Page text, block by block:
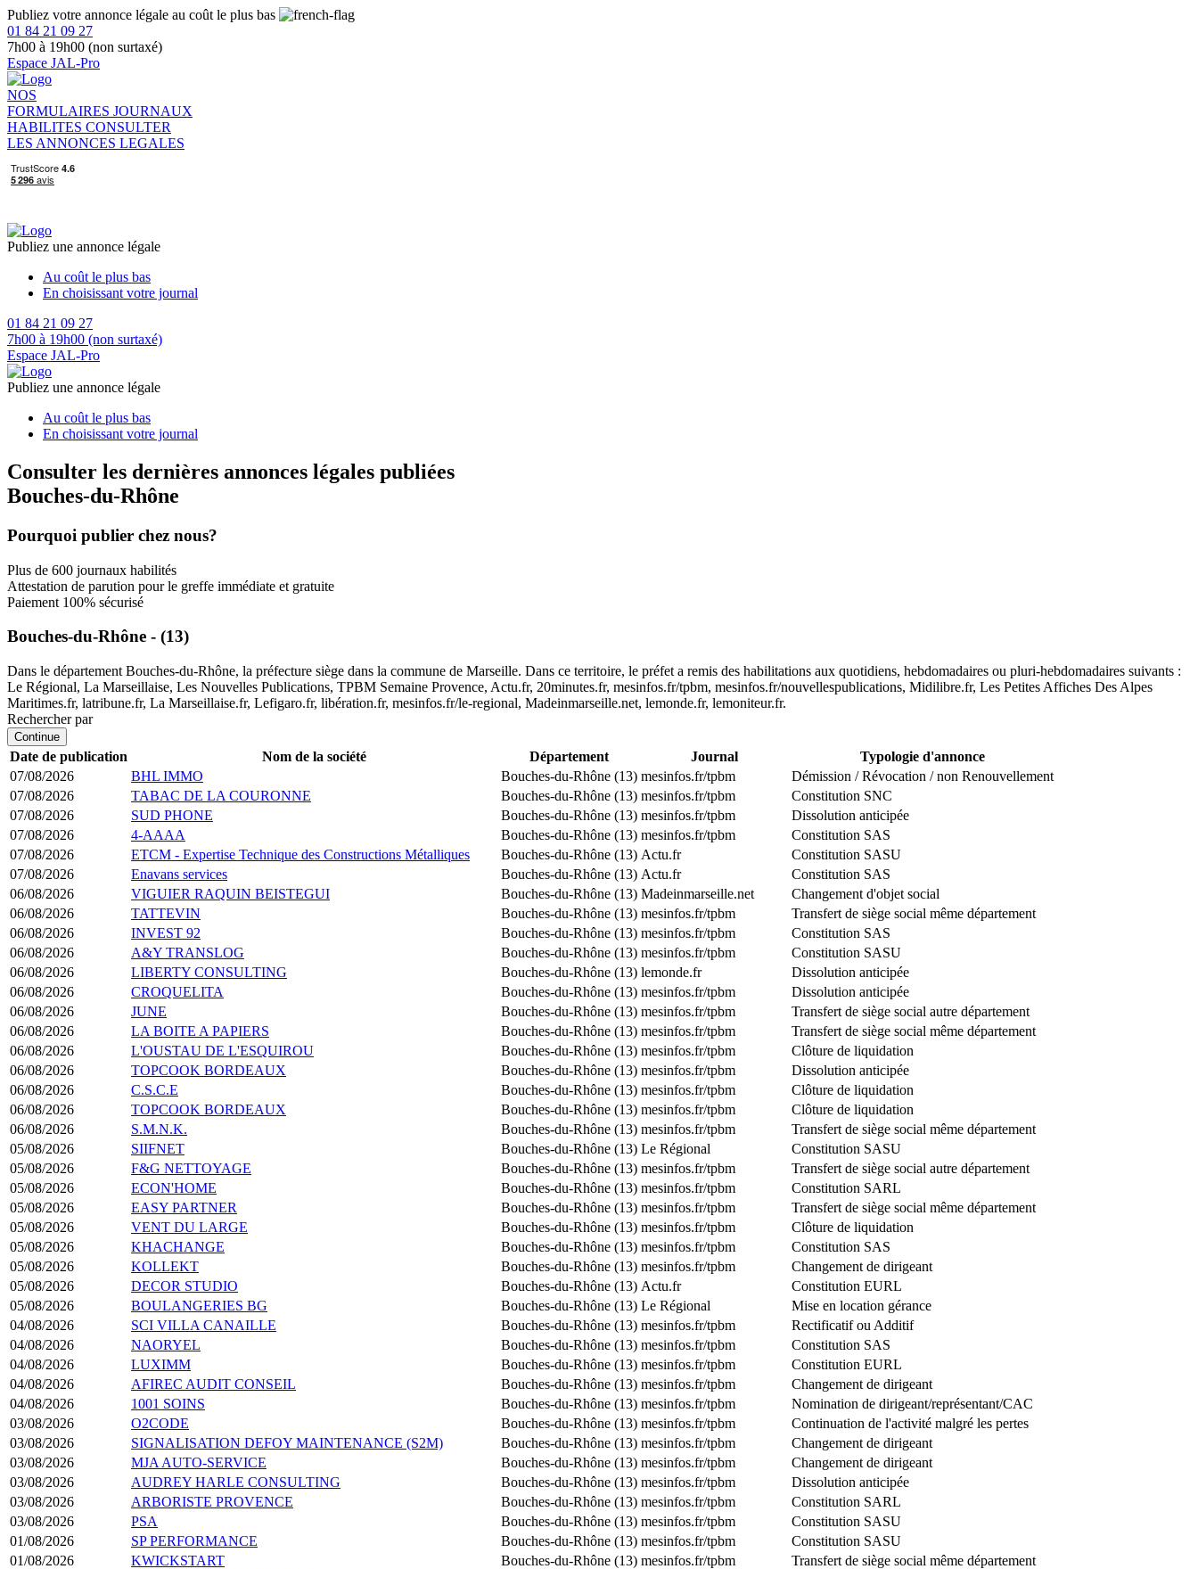
Publiez votre annonce légale au coût le plus bas
01 84 21 09 27
7h00 à 19h00 (non surtaxé)
Espace JAL-Pro
NOS
FORMULAIRES JOURNAUX
HABILITES CONSULTER
LES ANNONCES LEGALES
Publiez une annonce légale
Au coût le plus bas
En choisissant votre journal
01 84 21 09 27
7h00 à 19h00 (non surtaxé)
Espace JAL-Pro
Publiez une annonce légale
Au coût le plus bas
En choisissant votre journal
Consulter les dernières annonces légales publiées
Bouches-du-Rhône
Pourquoi publier chez nous?
Plus de 600 journaux habilités
Attestation de parution pour le greffe immédiate et gratuite
Paiement 100% sécurisé
Bouches-du-Rhône - (13)
Dans le département Bouches-du-Rhône, la préfecture siège dans la commune de Marseille. Dans ce territoire, le préfet a remis des habilitations aux quotidiens, hebdomadaires ou pluri-hebdomadaires suivants :
Le Régional, La Marseillaise, Les Nouvelles Publications, TPBM Semaine Provence, Actu.fr, 20minutes.fr, mesinfos.fr/tpbm, mesinfos.fr/nouvellespublications, Midilibre.fr, Les Petites Affiches Des Alpes
Maritimes.fr, latribune.fr, La Marseillaise.fr, Lefigaro.fr, libération.fr, mesinfos.fr/le-regional, Madeinmarseille.net, lemonde.fr, lemoniteur.fr.
Rechercher par
Continue
Date de publication Nom de la société Département Journal
Typologie d'annonce
07/08/2026
BHL IMMO Bouches-du-Rhône (13) mesinfos.fr/tpbm
Démission / Révocation / non Renouvellement
07/08/2026
TABAC DE LA COURONNE Bouches-du-Rhône (13) mesinfos.fr/tpbm
Constitution SNC
07/08/2026
SUD PHONE Bouches-du-Rhône (13) mesinfos.fr/tpbm
Dissolution anticipée
07/08/2026
4-AAAA Bouches-du-Rhône (13) mesinfos.fr/tpbm
Constitution SAS
07/08/2026
ETCM - Expertise Technique des Constructions Métalliques Bouches-du-Rhône (13) Actu.fr
Constitution SASU
07/08/2026
Enavans services Bouches-du-Rhône (13) Actu.fr
Constitution SAS
06/08/2026
VIGUIER RAQUIN BEISTEGUI Bouches-du-Rhône (13) Madeinmarseille.net
Changement d'objet social
06/08/2026
TATTEVIN Bouches-du-Rhône (13) mesinfos.fr/tpbm
Transfert de siège social même département
06/08/2026
INVEST 92 Bouches-du-Rhône (13) mesinfos.fr/tpbm
Constitution SAS
06/08/2026
A&Y TRANSLOG Bouches-du-Rhône (13) mesinfos.fr/tpbm
Constitution SASU
06/08/2026
LIBERTY CONSULTING Bouches-du-Rhône (13) lemonde.fr
Dissolution anticipée
06/08/2026
CROQUELITA Bouches-du-Rhône (13) mesinfos.fr/tpbm
Dissolution anticipée
06/08/2026
JUNE Bouches-du-Rhône (13) mesinfos.fr/tpbm
Transfert de siège social autre département
06/08/2026
LA BOITE A PAPIERS Bouches-du-Rhône (13) mesinfos.fr/tpbm
Transfert de siège social même département
06/08/2026
L'OUSTAU DE L'ESQUIROU Bouches-du-Rhône (13) mesinfos.fr/tpbm
Clôture de liquidation
06/08/2026
TOPCOOK BORDEAUX Bouches-du-Rhône (13) mesinfos.fr/tpbm
Dissolution anticipée
06/08/2026
C.S.C.E Bouches-du-Rhône (13) mesinfos.fr/tpbm
Clôture de liquidation
06/08/2026
TOPCOOK BORDEAUX Bouches-du-Rhône (13) mesinfos.fr/tpbm
Clôture de liquidation
06/08/2026
S.M.N.K. Bouches-du-Rhône (13) mesinfos.fr/tpbm
Transfert de siège social même département
05/08/2026
SIIFNET Bouches-du-Rhône (13) Le Régional
Constitution SASU
05/08/2026
F&G NETTOYAGE Bouches-du-Rhône (13) mesinfos.fr/tpbm
Transfert de siège social autre département
05/08/2026
ECON'HOME Bouches-du-Rhône (13) mesinfos.fr/tpbm
Constitution SARL
05/08/2026
EASY PARTNER Bouches-du-Rhône (13) mesinfos.fr/tpbm
Transfert de siège social même département
05/08/2026
VENT DU LARGE Bouches-du-Rhône (13) mesinfos.fr/tpbm
Clôture de liquidation
05/08/2026
KHACHANGE Bouches-du-Rhône (13) mesinfos.fr/tpbm
Constitution SAS
05/08/2026
KOLLEKT Bouches-du-Rhône (13) mesinfos.fr/tpbm
Changement de dirigeant
05/08/2026
DECOR STUDIO Bouches-du-Rhône (13) Actu.fr
Constitution EURL
05/08/2026
BOULANGERIES BG Bouches-du-Rhône (13) Le Régional
Mise en location gérance
04/08/2026
SCI VILLA CANAILLE Bouches-du-Rhône (13) mesinfos.fr/tpbm
Rectificatif ou Additif
04/08/2026
NAORYEL Bouches-du-Rhône (13) mesinfos.fr/tpbm
Constitution SAS
04/08/2026
LUXIMM Bouches-du-Rhône (13) mesinfos.fr/tpbm
Constitution EURL
04/08/2026
AFIREC AUDIT CONSEIL Bouches-du-Rhône (13) mesinfos.fr/tpbm
Changement de dirigeant
04/08/2026
1001 SOINS Bouches-du-Rhône (13) mesinfos.fr/tpbm
Nomination de dirigeant/représentant/CAC
03/08/2026
O2CODE Bouches-du-Rhône (13) mesinfos.fr/tpbm
Continuation de l'activité malgré les pertes
03/08/2026
SIGNALISATION DEFOY MAINTENANCE (S2M) Bouches-du-Rhône (13) mesinfos.fr/tpbm
Changement de dirigeant
03/08/2026
MJA AUTO-SERVICE Bouches-du-Rhône (13) mesinfos.fr/tpbm
Changement de dirigeant
03/08/2026
AUDREY HARLE CONSULTING Bouches-du-Rhône (13) mesinfos.fr/tpbm
Dissolution anticipée
03/08/2026
ARBORISTE PROVENCE Bouches-du-Rhône (13) mesinfos.fr/tpbm
Constitution SARL
03/08/2026
PSA Bouches-du-Rhône (13) mesinfos.fr/tpbm
Constitution SASU
01/08/2026
SP PERFORMANCE Bouches-du-Rhône (13) mesinfos.fr/tpbm
Constitution SASU
01/08/2026
KWICKSTART Bouches-du-Rhône (13) mesinfos.fr/tpbm
Transfert de siège social même département